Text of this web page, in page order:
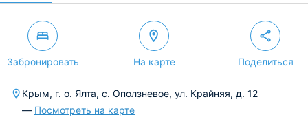
Забронировать На карте Поделиться
Крым, г. о. Ялта, с. Оползневое, ул. Крайняя, д. 12
— Посмотреть на карте